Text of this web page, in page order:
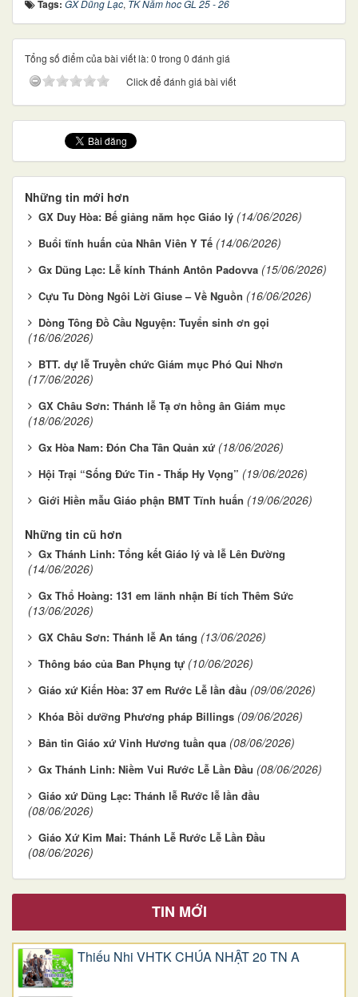
Tags: GX Dũng Lạc, TK Năm hoc GL 25 - 26
Tổng số điểm của bài viết là: 0 trong 0 đánh giá
Click để đánh giá bài viết
Những tin mới hơn
GX Duy Hòa: Bế giảng năm học Giáo lý (14/06/2026)
Buổi tĩnh huấn của Nhân Viên Y Tế (14/06/2026)
Gx Dũng Lạc: Lễ kính Thánh Antôn Padovva (15/06/2026)
Cựu Tu Dòng Ngôi Lời Giuse – Về Nguồn (16/06/2026)
Dòng Tông Đồ Cầu Nguyện: Tuyển sinh ơn gọi
(16/06/2026)
BTT. dự lễ Truyền chức Giám mục Phó Qui Nhơn
(17/06/2026)
GX Châu Sơn: Thánh lễ Tạ ơn hồng ân Giám mục
(18/06/2026)
Gx Hòa Nam: Đón Cha Tân Quản xứ (18/06/2026)
Hội Trại “Sống Đức Tin - Thắp Hy Vọng” (19/06/2026)
Giới Hiền mẫu Giáo phận BMT Tĩnh huấn (19/06/2026)
Những tin cũ hơn
Gx Thánh Linh: Tổng kết Giáo lý và lễ Lên Đường
(14/06/2026)
Gx Thổ Hoàng: 131 em lãnh nhận Bí tích Thêm Sức
(13/06/2026)
GX Châu Sơn: Thánh lễ An táng (13/06/2026)
Thông báo của Ban Phụng tự (10/06/2026)
Giáo xứ Kiến Hòa: 37 em Rước Lễ lần đầu (09/06/2026)
Khóa Bồi dưỡng Phương pháp Billings (09/06/2026)
Bản tin Giáo xứ Vinh Hương tuần qua (08/06/2026)
Gx Thánh Linh: Niềm Vui Rước Lễ Lần Đầu (08/06/2026)
Giáo xứ Dũng Lạc: Thánh lễ Rước lễ lần đầu
(08/06/2026)
Giáo Xứ Kim Mai: Thánh Lễ Rước Lễ Lần Đầu
(08/06/2026)
TIN MỚI
Thiếu Nhi VHTK CHÚA NHẬT 20 TN A